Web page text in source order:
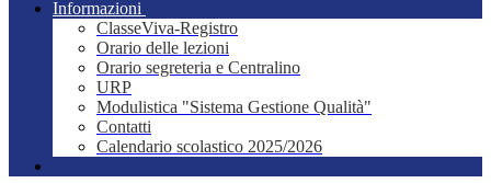
Informazioni
ClasseViva-Registro
Orario delle lezioni
Orario segreteria e Centralino
URP
Modulistica "Sistema Gestione Qualità"
Contatti
Calendario scolastico 2025/2026